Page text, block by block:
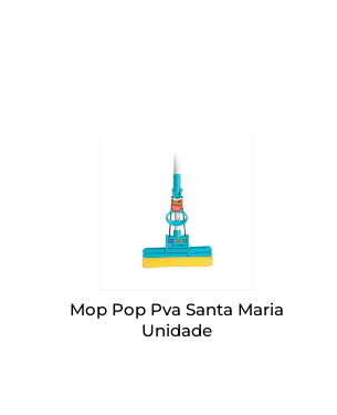
Mop Pop Pva Santa Maria
Unidade